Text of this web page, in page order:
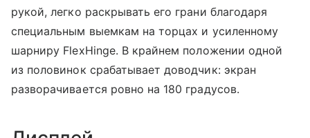
рукой, легко раскрывать его грани благодаря
специальным выемкам на торцах и усиленному
шарниру FlexHinge. В крайнем положении одной
из половинок срабатывает доводчик: экран
разворачивается ровно на 180 градусов.